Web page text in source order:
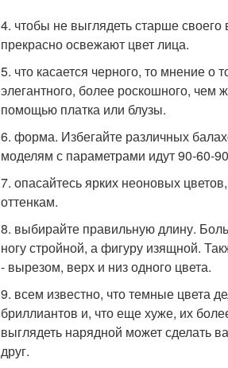
4. чтобы не выглядеть старше
прекрасно освежают цвет лица.
5. что касается черного, то мнение о
элегантного, более роскошного,
помощью платка или блузы.
6. форма. Избегайте различных
моделям с параметрами идут 90-60-
7. опасайтесь ярких неоновых
оттенкам.
8. выбирайте правильную длину.
ногу стройной, а фигуру изящной.
- вырезом, верх и низ одного цвета.
9. всем известно, что темные цвета
бриллиантов и, что еще хуже, их
выглядеть нарядной может сделать
друг.